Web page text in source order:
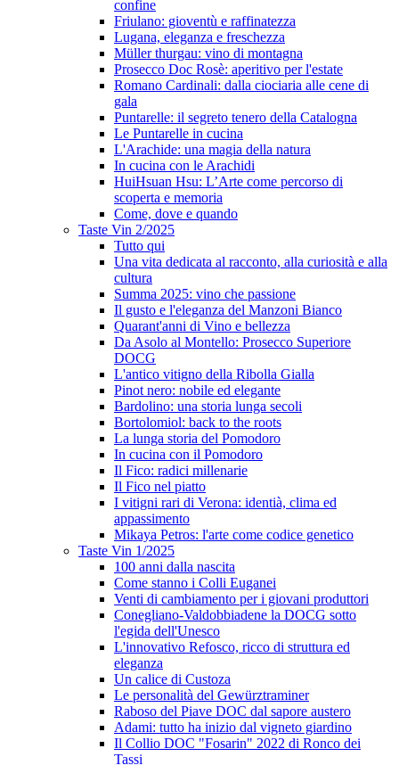
confine
Friulano: gioventù e raffinatezza
Lugana, eleganza e freschezza
Müller thurgau: vino di montagna
Prosecco Doc Rosè: aperitivo per l'estate
Romano Cardinali: dalla ciociaria alle cene di
gala
Puntarelle: il segreto tenero della Catalogna
Le Puntarelle in cucina
L'Arachide: una magia della natura
In cucina con le Arachidi
HuiHsuan Hsu: L’Arte come percorso di
scoperta e memoria
Come, dove e quando
Taste Vin 2/2025
Tutto qui
Una vita dedicata al racconto, alla curiosità e alla
cultura
Summa 2025: vino che passione
Il gusto e l'eleganza del Manzoni Bianco
Quarant'anni di Vino e bellezza
Da Asolo al Montello: Prosecco Superiore
DOCG
L'antico vitigno della Ribolla Gialla
Pinot nero: nobile ed elegante
Bardolino: una storia lunga secoli
Bortolomiol: back to the roots
La lunga storia del Pomodoro
In cucina con il Pomodoro
Il Fico: radici millenarie
Il Fico nel piatto
I vitigni rari di Verona: identià, clima ed
appassimento
Mikaya Petros: l'arte come codice genetico
Taste Vin 1/2025
100 anni dalla nascita
Come stanno i Colli Euganei
Venti di cambiamento per i giovani produttori
Conegliano-Valdobbiadene la DOCG sotto
l'egida dell'Unesco
L'innovativo Refosco, ricco di struttura ed
eleganza
Un calice di Custoza
Le personalità del Gewürztraminer
Raboso del Piave DOC dal sapore austero
Adami: tutto ha inizio dal vigneto giardino
Il Collio DOC "Fosarin" 2022 di Ronco dei
Tassi